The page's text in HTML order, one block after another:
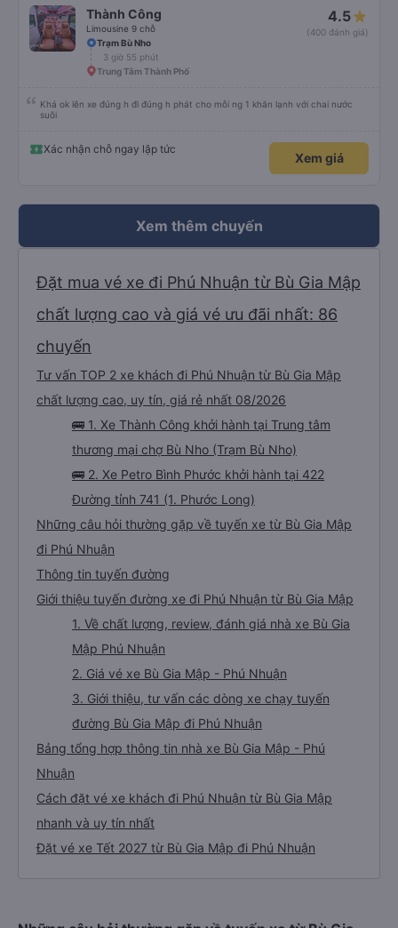
Thành Công
Limousine 9 chỗ
4.5
(400 đánh giá)
Trạm Bù Nho
3 giờ 55 phút
Trung Tâm Thành Phố
Khá ok lên xe đúng h đi đúng h phát cho mỗi ng 1 khăn lạnh với chai nước
suôi
Xác nhận chỗ ngay lập tức
Xem giá
Xem thêm chuyến
Đặt mua vé xe đi Phú Nhuận từ Bù Gia Mập
chất lượng cao và giá vé ưu đãi nhất: 86
chuyến
Tư vấn TOP 2 xe khách đi Phú Nhuận từ Bù Gia Mập
chất lượng cao, uy tín, giá rẻ nhất 08/2026
🚌 1. Xe Thành Công khởi hành tại Trung tâm
thương mại chợ Bù Nho (Trạm Bù Nho)
🚌 2. Xe Petro Bình Phước khởi hành tại 422
Đường tỉnh 741 (1. Phước Long)
Những câu hỏi thường gặp về tuyến xe từ Bù Gia Mập
đi Phú Nhuận
Thông tin tuyến đường
Giới thiệu tuyến đường xe đi Phú Nhuận từ Bù Gia Mập
1. Về chất lượng, review, đánh giá nhà xe Bù Gia
Mập Phú Nhuận
2. Giá vé xe Bù Gia Mập - Phú Nhuận
3. Giới thiệu, tư vấn các dòng xe chạy tuyến
đường Bù Gia Mập đi Phú Nhuận
Bảng tổng hợp thông tin nhà xe Bù Gia Mập - Phú
Nhuận
Cách đặt vé xe khách đi Phú Nhuận từ Bù Gia Mập
nhanh và uy tín nhất
Đặt vé xe Tết 2027 từ Bù Gia Mập đi Phú Nhuận